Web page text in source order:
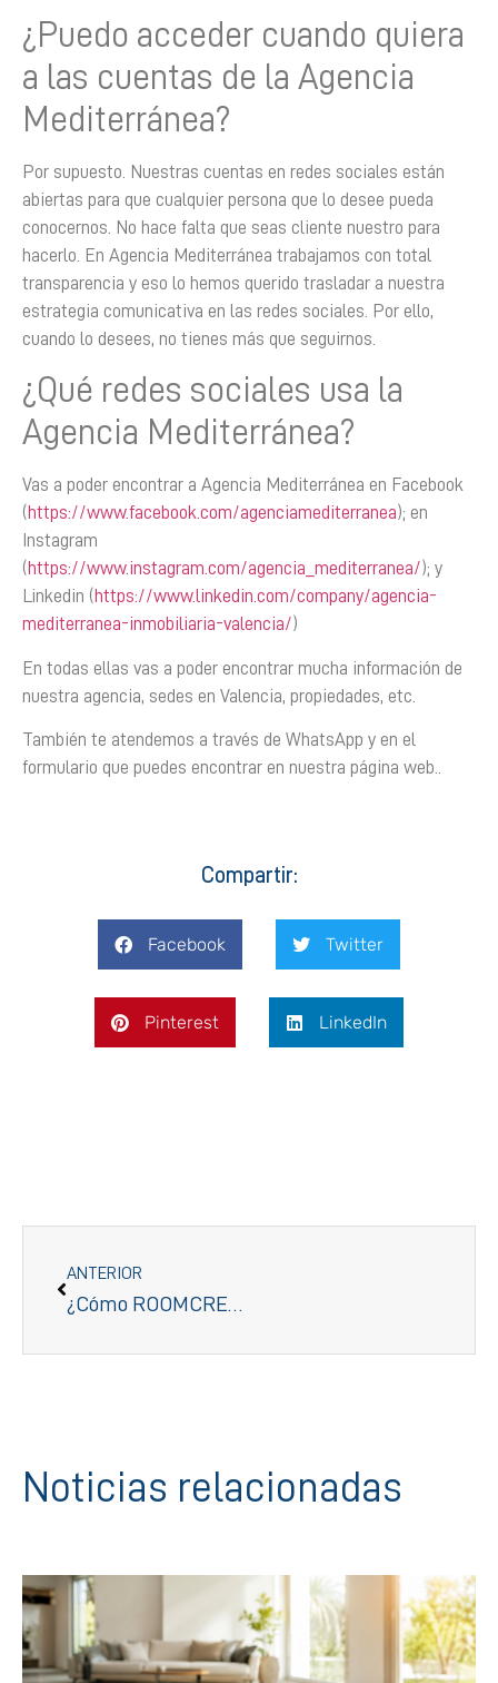
¿Puedo acceder cuando quiera
a las cuentas de la Agencia
Mediterránea?
Por supuesto. Nuestras cuentas en redes sociales están
abiertas para que cualquier persona que lo desee pueda
conocernos. No hace falta que seas cliente nuestro para
hacerlo. En Agencia Mediterránea trabajamos con total
transparencia y eso lo hemos querido trasladar a nuestra
estrategia comunicativa en las redes sociales. Por ello,
cuando lo desees, no tienes más que seguirnos.
¿Qué redes sociales usa la
Agencia Mediterránea?
Vas a poder encontrar a Agencia Mediterránea en Facebook
( https://www.facebook.com/agenciamediterranea); en
Instagram
( https://www.instagram.com/agencia_mediterranea/); y
Linkedin ( https://www.linkedin.com/company/agencia-
mediterranea-inmobiliaria-valencia/)
En todas ellas vas a poder encontrar mucha información de
nuestra agencia, sedes en Valencia, propiedades, etc.
También te atendemos a través de WhatsApp y en el
formulario que puedes encontrar en nuestra página web..
Compartir:
Facebook Twitter
Pinterest LinkedIn
ANTERIOR
¿Cómo ROOMCREATOR está transformando las fotos inmobiliarias con IA?
Noticias relacionadas